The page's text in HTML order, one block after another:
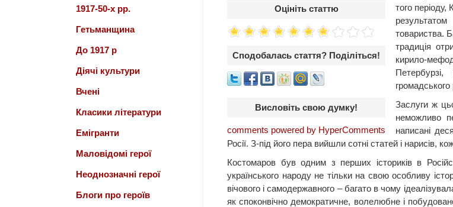
Оцініть статтю
Сподобалась стаття? Поділіться!
Висловіть свою думку!
comments powered by HyperComments
того періоду,
товариства.
традиція
кирило-
громадського
Заслуги ж
неможливо
написані
Росії. З-під його пера вийшли сотні статей і нарисів,
Костомаров був одним з перших істориків в
українського народу не тільки на свою особливу
вічового і самодержавного – багато в чому
як споконвічно демократичне, волелюбне і
1917-50-х рр.
Гетьманщина
До 1917 р
Діячі культури
Вчені
Класики літератури
Емігранти
Маловідомі герої
Неоднозначні герої
Блоги про героїв